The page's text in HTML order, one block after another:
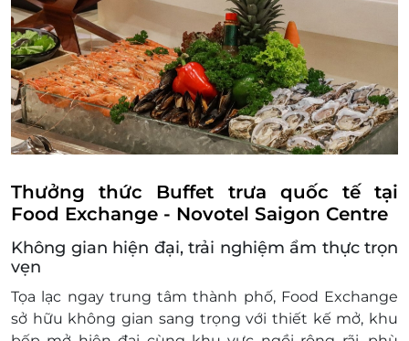
Trưng, Phường Xuân Hòa, TP. Hồ Chí Minh
Một khách hàng được mua nhiều E-Voucher/E-
Coupon
E-Voucher/E-Coupon không có giá trị quy đổi
thành tiền mặt, không trả lại tiền thừa.
Không áp dụng đồng thời cùng lúc với các
chương trình khuyến mại khác tại nhà hàng.
Thưởng thức Buffet trưa quốc tế tại
Food Exchange - Novotel Saigon Centre
Không gian hiện đại, trải nghiệm ẩm thực trọn
vẹn
Tọa lạc ngay trung tâm thành phố, Food Exchange
sở hữu không gian sang trọng với thiết kế mở, khu